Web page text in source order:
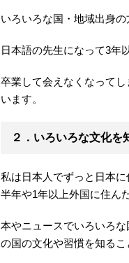
いろいろな国・地域出身
日本語の先生になって3年
卒業して会えなくなって
います。
２．いろいろな文化を
私は日本人でずっと日本
半年や1年以上外国に住ん
本やニュースでいろいろ
の国の文化や習慣を知る